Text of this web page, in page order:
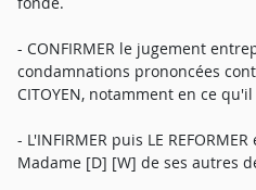
- CONFIRMER le jugement
condamnations prononcées
CITOYEN, notamment en ce qu'il
- L'INFIRMER puis LE
Madame [D] [W] de ses autres